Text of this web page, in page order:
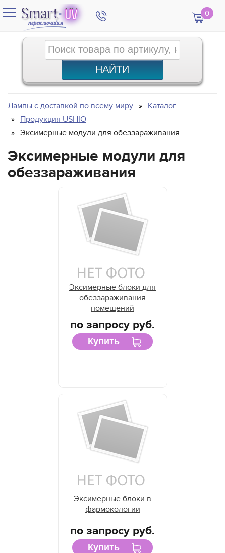
0
Лампы с доставкой по всему миру
Каталог
Продукция USHIO
Эксимерные модули для обеззараживания
Эксимерные модули для
обеззараживания
Эксимерные блоки для
обеззараживания
помещений
по запросу руб.
Купить
Эксимерные блоки в
фармокологии
по запросу руб.
Купить